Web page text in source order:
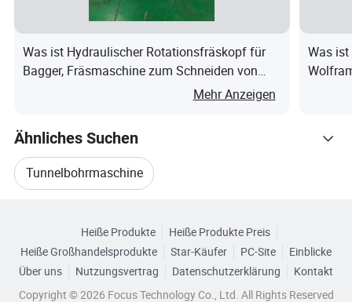
Schneidevorrichtung Für Weichen Boden
Schneidety
Schaber, Schneidmesser, Eimer, Rippers,
TBM Schneidkopf Design
Weichschliffschneider auf TBM Schneidkopf Design für
Tunnelbohrmaschinen.
Chuangyan: Ihr TBM-Aushubexperte
Was ist Hydraulischer Rotationsfräskopf für
Bagger, Fräsmaschine zum Schneiden von
Mehr Anzeigen
Was
Ähnliches Suchen
Tunnelbohrmaschine
Langweiliger Cutter TBM-Maschine
Heiße Produkte
Heiße Produkte Preis
Heiße Großhandelsprodukte
Star-Käufer PC-Site
Einblicke
Über uns
Nutzungsvertrag Datenschutzerklärung
Kontakt
Copyright © 2026 Focus Technology Co., Ltd. All Rights Reserved